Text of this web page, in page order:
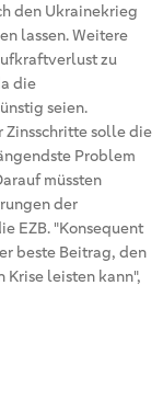
den Ukrainekrieg
lassen. Weitere
zu
die
seien.
solle die
Problem
müssten
der
EZB. "Konsequent
beste Beitrag, den
leisten kann",